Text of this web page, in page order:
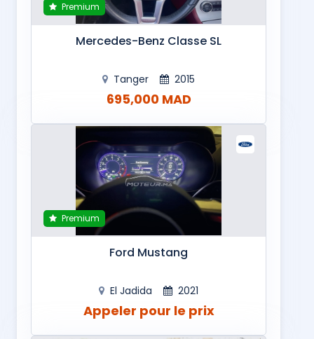
Premium
Mercedes-Benz Classe SL
Tanger 2015
695,000 MAD
Premium
Ford Mustang
El Jadida 2021
Appeler pour le prix